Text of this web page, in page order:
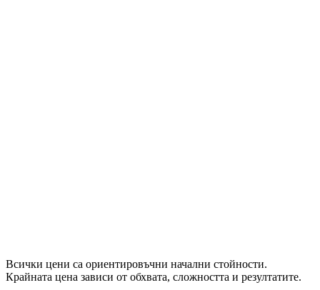
Всички цени са ориентировъчни начални стойности.
Крайната цена зависи от обхвата, сложността и резултатите.